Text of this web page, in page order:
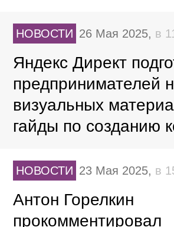
НОВОСТИ 26 Мая 2025, в
Яндекс Директ
предпринимателей
визуальных
гайды по созданию
НОВОСТИ 23 Мая 2025, в
Антон Горелкин
прокомментировал